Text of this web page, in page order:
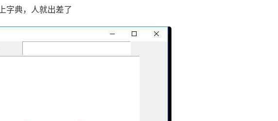
字典，人就出差了